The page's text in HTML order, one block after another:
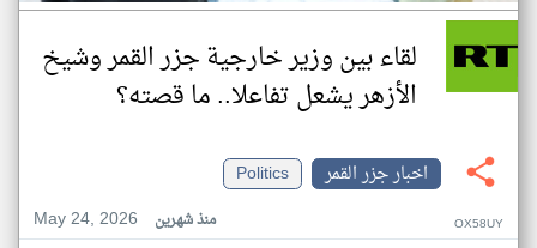
لقاء بين وزير خارجية جزر القمر وشيخ
الأزهر يشعل تفاعلا.. ما قصته؟
اخبار جزر القمر
Politics
May 24, 2026
منذ شهرين OX58UY